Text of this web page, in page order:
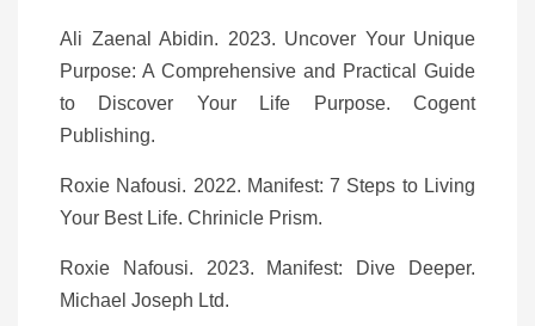
Ali Zaenal Abidin. 2023. Uncover Your Unique
Purpose: A Comprehensive and Practical Guide
to Discover Your Life Purpose. Cogent
Publishing.
Roxie Nafousi. 2022. Manifest: 7 Steps to Living
Your Best Life. Chrinicle Prism.
Roxie Nafousi. 2023. Manifest: Dive Deeper.
Michael Joseph Ltd.